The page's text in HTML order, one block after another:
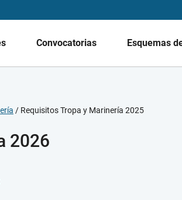
Convocatorias Esquemas
/ Requisitos Tropa y Marinería 2025
2026